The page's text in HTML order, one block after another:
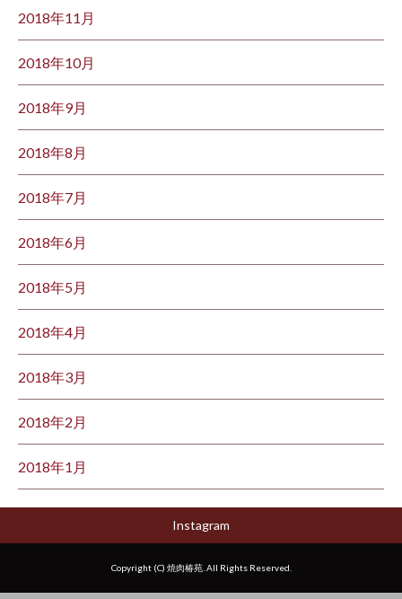
2018年11月
2018年10月
2018年9月
2018年8月
2018年7月
2018年6月
2018年5月
2018年4月
2018年3月
2018年2月
2018年1月
Instagram
Copyright (C) 焼肉椿苑. All Rights Reserved.